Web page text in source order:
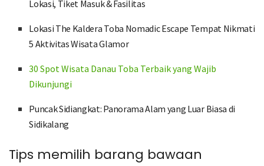
Lokasi, Tiket Masuk & Fasilitas
Lokasi The Kaldera Toba Nomadic Escape Tempat Nikmati
5 Aktivitas Wisata Glamor
30 Spot Wisata Danau Toba Terbaik yang Wajib
Dikunjungi
Puncak Sidiangkat: Panorama Alam yang Luar Biasa di
Sidikalang
Tips memilih barang bawaan